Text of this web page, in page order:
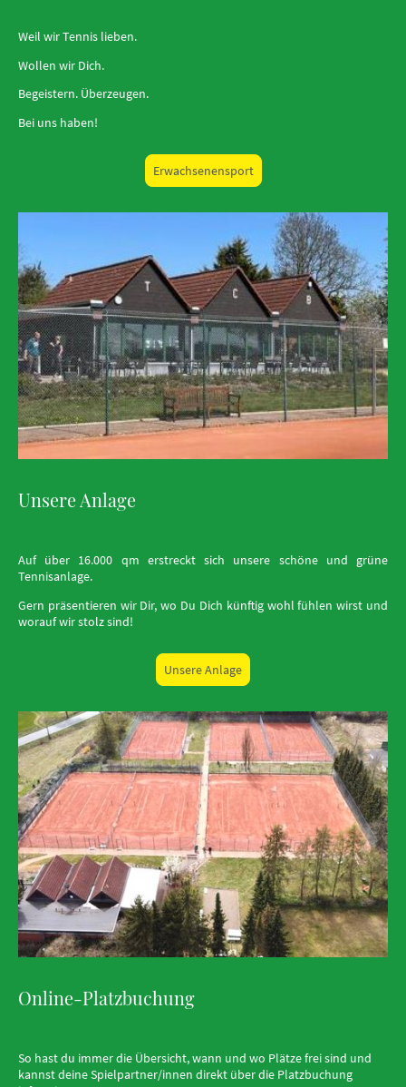
Weil wir Tennis lieben.
Wollen wir Dich.
Begeistern. Überzeugen.
Bei uns haben!
Erwachsenensport
Unsere Anlage
Auf über 16.000 qm erstreckt sich unsere schöne und grüne
Tennisanlage.
Gern präsentieren wir Dir, wo Du Dich künftig wohl fühlen wirst und
worauf wir stolz sind!
Unsere Anlage
Online-Platzbuchung
So hast du immer die Übersicht, wann und wo Plätze frei sind und
kannst deine Spielpartner/innen direkt über die Platzbuchung